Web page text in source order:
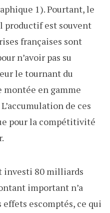
1). Pourtant, le
productif est souvent
françaises sont
n’avoir pas su
le tournant du
en gamme
de ces
pour la compétitivité
investi 80 milliards
important n’a
escomptés, ce qui